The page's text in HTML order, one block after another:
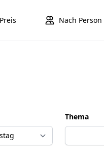
Nach Person
Thema